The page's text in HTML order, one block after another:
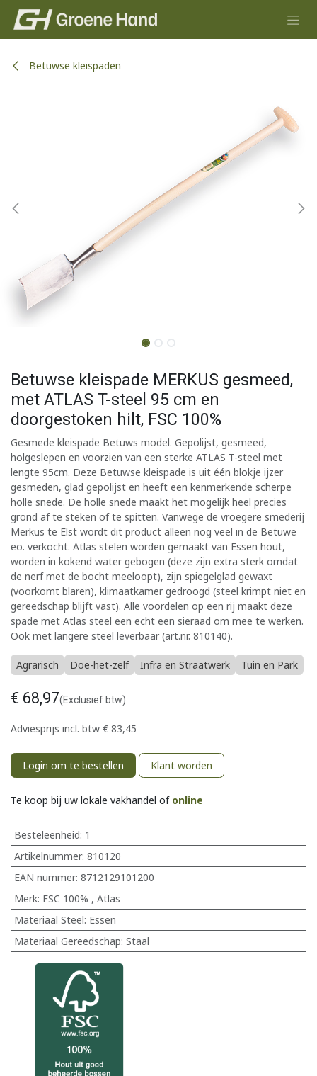
Overslaan naar inhoud
Betuwse kleispaden
Betuwse kleispade MERKUS gesmeed,
met ATLAS T-steel 95 cm en
doorgestoken hilt, FSC 100%
Gesmede kleispade Betuws model. Gepolijst, gesmeed,
holgeslepen en voorzien van een sterke ATLAS T-steel met
lengte 95cm. Deze Betuwse kleispade is uit één blokje ijzer
gesmeden, glad gepolijst en heeft een kenmerkende scherpe
holle snede. De holle snede maakt het mogelijk heel precies
grond af te steken of te spitten. Vanwege de vroegere smederij
Merkus te Elst wordt dit product alleen nog veel in de Betuwe
eo. verkocht. Atlas stelen worden gemaakt van Essen hout,
worden in kokend water gebogen (deze zijn extra sterk omdat
de nerf met de bocht meeloopt), zijn spiegelglad gewaxt
(voorkomt blaren), klimaatkamer gedroogd (steel krimpt niet en
gereedschap blijft vast). Alle voordelen op een rij maakt deze
spade met Atlas steel een echt een sieraad om mee te werken.
Ook met langere steel leverbaar (art.nr. 810140).
Agrarisch Doe-het-zelf Infra en Straatwerk Tuin en Park
€ 68,97(Exclusief btw)
Adviesprijs incl. btw € 83,45
Login om te bestellen Klant worden
Te koop bij uw lokale vakhandel of online
Besteleenheid: 1
Artikelnummer: 810120
EAN nummer: 8712129101200
Merk: FSC 100% , Atlas
Materiaal Steel: Essen
Materiaal Gereedschap: Staal